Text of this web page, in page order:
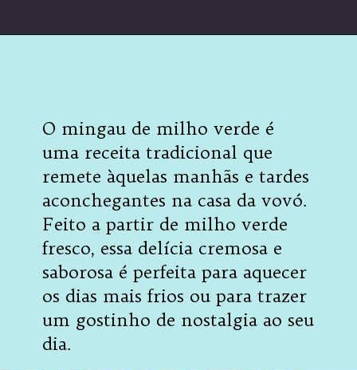
O mingau de milho verde é
uma receita tradicional que
remete àquelas manhãs e tardes
aconchegantes na casa da vovó.
Feito a partir de milho verde
fresco, essa delícia cremosa e
saborosa é perfeita para aquecer
os dias mais frios ou para trazer
um gostinho de nostalgia ao seu
dia.